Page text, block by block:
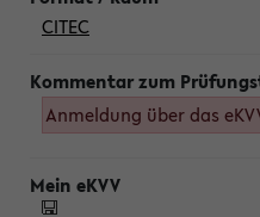
CITEC
Anmeldung über das